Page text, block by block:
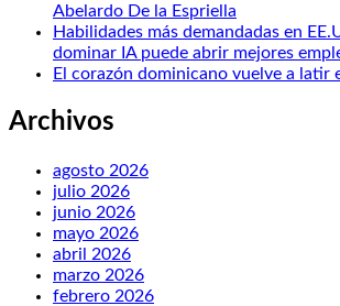
Abelardo De la Espriella
Habilidades más demandadas en
dominar IA puede abrir mejores
El corazón dominicano vuelve a latir
Archivos
agosto 2026
julio 2026
junio 2026
mayo 2026
abril 2026
marzo 2026
febrero 2026